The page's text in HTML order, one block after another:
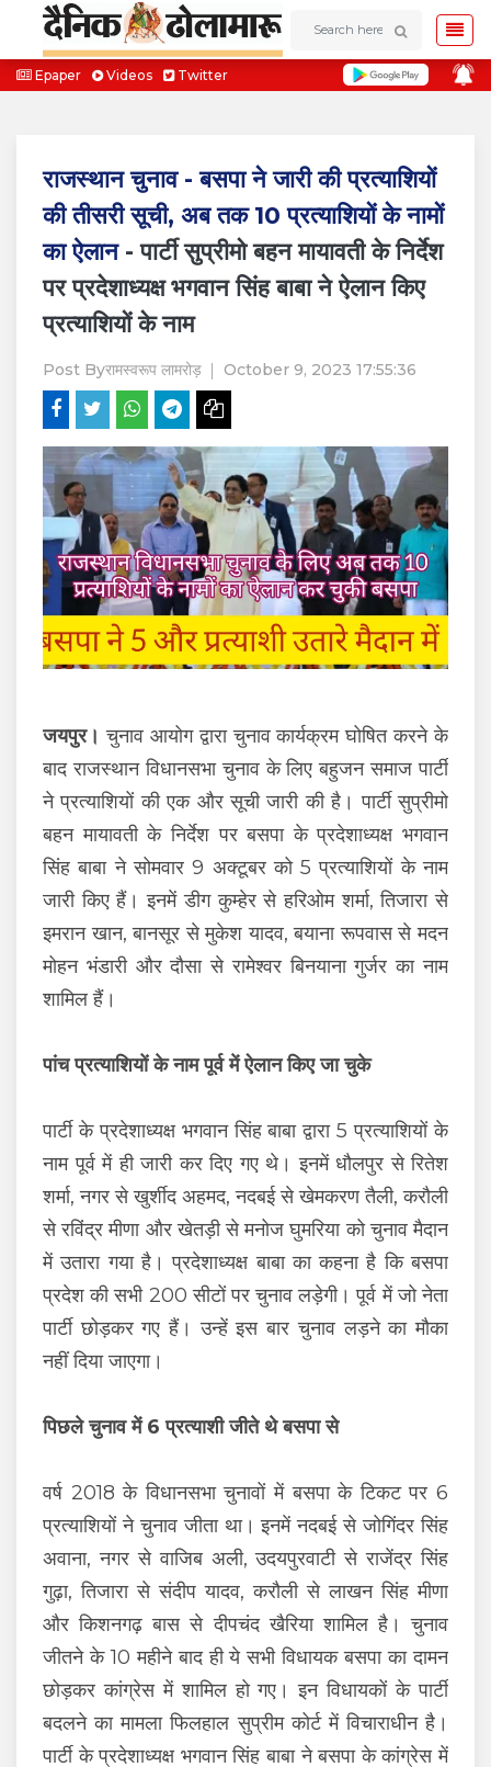
Epaper Videos Twitter
राजस्थान चुनाव - बसपा ने जारी की प्रत्याशियों
की तीसरी सूची, अब तक 10 प्रत्याशियों के नामों
का ऐलान - पार्टी सुप्रीमो बहन मायावती के निर्देश
पर प्रदेशाध्यक्ष भगवान सिंह बाबा ने ऐलान किए
प्रत्याशियों के नाम
Post Byरामस्वरूप लामरोड़ October 9, 2023 17:55:36
जयपुर। चुनाव आयोग द्वारा चुनाव कार्यक्रम घोषित करने के
बाद राजस्थान विधानसभा चुनाव के लिए बहुजन समाज पार्टी
ने प्रत्याशियों की एक और सूची जारी की है। पार्टी सुप्रीमो
बहन मायावती के निर्देश पर बसपा के प्रदेशाध्यक्ष भगवान
सिंह बाबा ने सोमवार 9 अक्टूबर को 5 प्रत्याशियों के नाम
जारी किए हैं। इनमें डीग कुम्हेर से हरिओम शर्मा, तिजारा से
इमरान खान, बानसूर से मुकेश यादव, बयाना रूपवास से मदन
मोहन भंडारी और दौसा से रामेश्वर बिनयाना गुर्जर का नाम
शामिल हैं।
पांच प्रत्याशियों के नाम पूर्व में ऐलान किए जा चुके
पार्टी के प्रदेशाध्यक्ष भगवान सिंह बाबा द्वारा 5 प्रत्याशियों के
नाम पूर्व में ही जारी कर दिए गए थे। इनमें धौलपुर से रितेश
शर्मा, नगर से खुर्शीद अहमद, नदबई से खेमकरण तैली, करौली
से रविंद्र मीणा और खेतड़ी से मनोज घुमरिया को चुनाव मैदान
में उतारा गया है। प्रदेशाध्यक्ष बाबा का कहना है कि बसपा
प्रदेश की सभी 200 सीटों पर चुनाव लड़ेगी। पूर्व में जो नेता
पार्टी छोड़कर गए हैं। उन्हें इस बार चुनाव लड़ने का मौका
नहीं दिया जाएगा।
पिछले चुनाव में 6 प्रत्याशी जीते थे बसपा से
वर्ष 2018 के विधानसभा चुनावों में बसपा के टिकट पर 6
प्रत्याशियों ने चुनाव जीता था। इनमें नदबई से जोगिंदर सिंह
अवाना, नगर से वाजिब अली, उदयपुरवाटी से राजेंद्र सिंह
गुढ़ा, तिजारा से संदीप यादव, करौली से लाखन सिंह मीणा
और किशनगढ़ बास से दीपचंद खैरिया शामिल है। चुनाव
जीतने के 10 महीने बाद ही ये सभी विधायक बसपा का दामन
छोड़कर कांग्रेस में शामिल हो गए। इन विधायकों के पार्टी
बदलने का मामला फिलहाल सुप्रीम कोर्ट में विचाराधीन है।
पार्टी के प्रदेशाध्यक्ष भगवान सिंह बाबा ने बसपा के कांग्रेस में